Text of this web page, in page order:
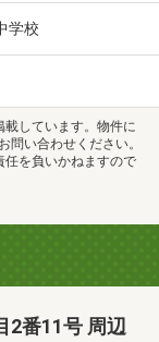
学校
載しています。物件に
問い合わせください。
任を負いかねますので
2番11号 周辺